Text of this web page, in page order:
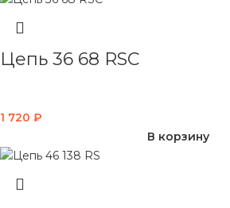
Цепь 36 68 RSC
1 720 ₽
В корзину